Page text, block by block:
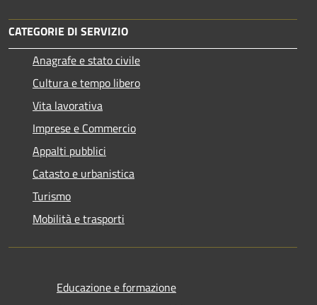
CATEGORIE DI SERVIZIO
Anagrafe e stato civile
Cultura e tempo libero
Vita lavorativa
Imprese e Commercio
Appalti pubblici
Catasto e urbanistica
Turismo
Mobilità e trasporti
Educazione e formazione